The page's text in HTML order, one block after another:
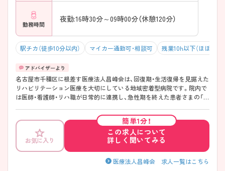
勤務時間
夜勤:16時30分～09時00分（休憩120分）
駅チカ（徒歩10分以内） マイカー通勤可・相談可 残業10h以下（ほぼなし）
名古屋市千種区に根差す医療法人昌峰会は、回復期・生活復帰を見据えた
リハビリテーション医療を大切にしている地域密着型病院です。院内で
は医師・看護師・リハ職が日常的に連携し、急性期を終えた患者さまの「こ
スとも役割分担しながら、無理のない形で医療に取り組める環境になっ
ているのも特徴です。年間休日120日以上、残業少めなど、生活リズムを
大切にしながら働ける点も魅力です。経験年数に関わらず段階的に学べ
る教育の体制が整っており、新卒者のほかに中途入社の方にもサポート
ナースがついてくださるので、安心して長く続けることができる法人で
お気に入り
簡単1分！
この求人について
詳しく聞いてみる
医療法人昌峰会 求人一覧はこちら